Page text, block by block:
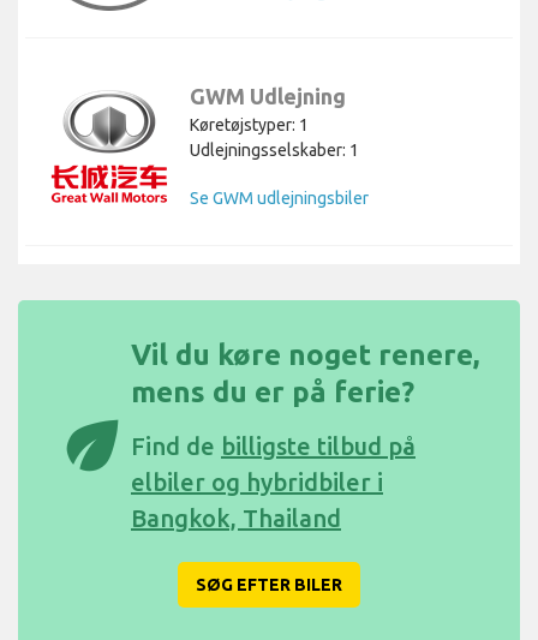
GWM Udlejning
Køretøjstyper: 1
Udlejningsselskaber: 1
Se GWM udlejningsbiler
eco
Vil du køre noget renere,
mens du er på ferie?
Find de billigste tilbud på
elbiler og hybridbiler i
Bangkok, Thailand
SØG EFTER BILER